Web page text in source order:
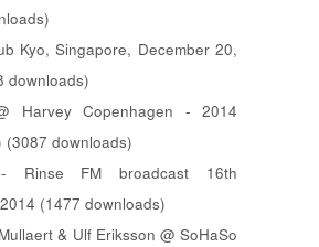
Kyo, Singapore, December 20,
downloads)
Harvey Copenhagen - 2014
(3087 downloads)
Rinse FM broadcast 16th
(1477 downloads)
& Ulf Eriksson @ SoHaSo